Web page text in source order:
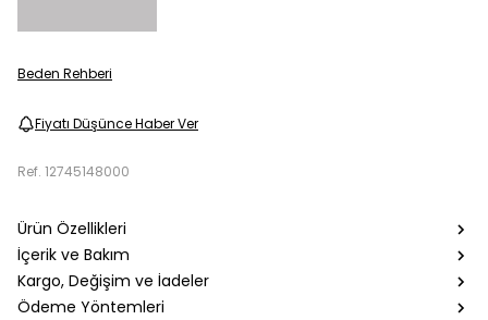
Beden Rehberi
Fiyatı Düşünce Haber Ver
Ref. 12745148000
Ürün Özellikleri
İçerik ve Bakım
Kargo, Değişim ve İadeler
Ödeme Yöntemleri